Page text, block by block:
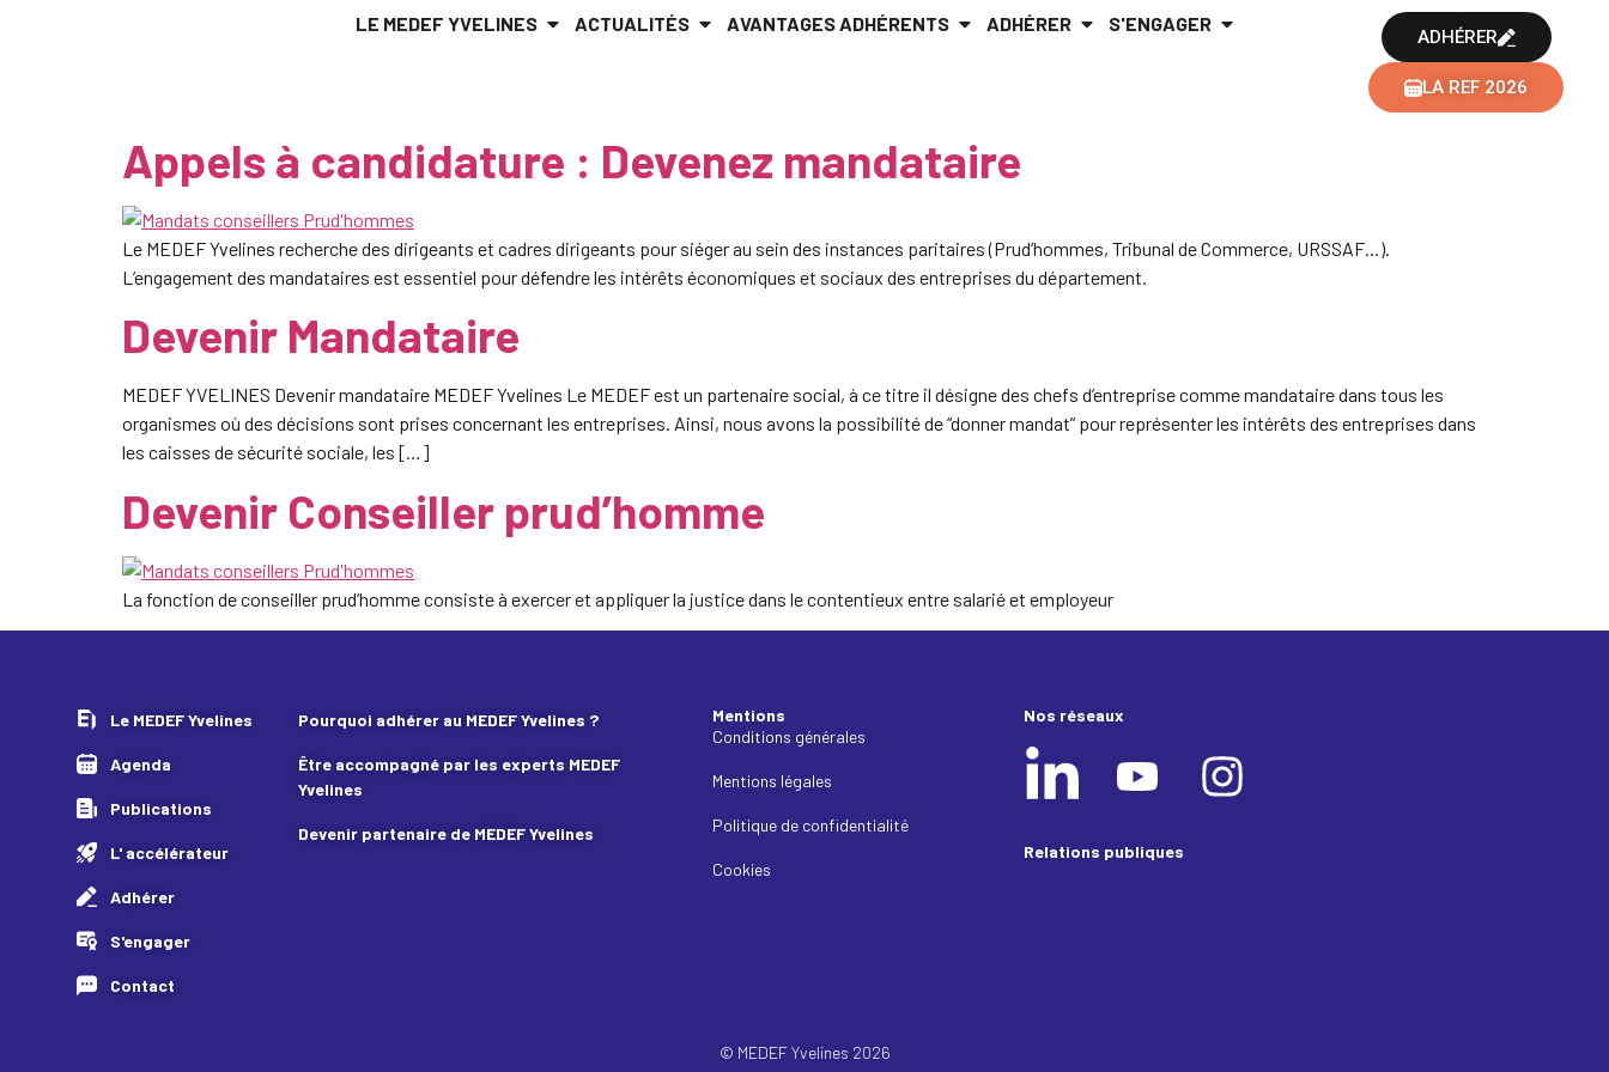
LE MEDEF YVELINES ACTUALITÉS AVANTAGES ADHÉRENTS ADHÉRER S'ENGAGER
ADHÉRER
LA REF 2026
Appels à candidature : Devenez mandataire
Le MEDEF Yvelines recherche des dirigeants et cadres dirigeants pour siéger au sein des instances paritaires (Prud’hommes, Tribunal de Commerce, URSSAF…).
L’engagement des mandataires est essentiel pour défendre les intérêts économiques et sociaux des entreprises du département.
Devenir Mandataire
MEDEF YVELINES Devenir mandataire MEDEF Yvelines Le MEDEF est un partenaire social, à ce titre il désigne des chefs d’entreprise comme mandataire dans tous les
organismes où des décisions sont prises concernant les entreprises. Ainsi, nous avons la possibilité de “donner mandat” pour représenter les intérêts des entreprises dans
les caisses de sécurité sociale, les […]
Devenir Conseiller prud’homme
La fonction de conseiller prud’homme consiste à exercer et appliquer la justice dans le contentieux entre salarié et employeur
Le MEDEF Yvelines
Agenda
Publications
L' accélérateur
Adhérer
S'engager
Contact
Pourquoi adhérer au MEDEF Yvelines ?
Être accompagné par les experts MEDEF
Yvelines
Devenir partenaire de MEDEF Yvelines
Mentions
Conditions générales
Mentions légales
Politique de confidentialité
Cookies
Nos réseaux
Relations publiques
© MEDEF Yvelines 2026